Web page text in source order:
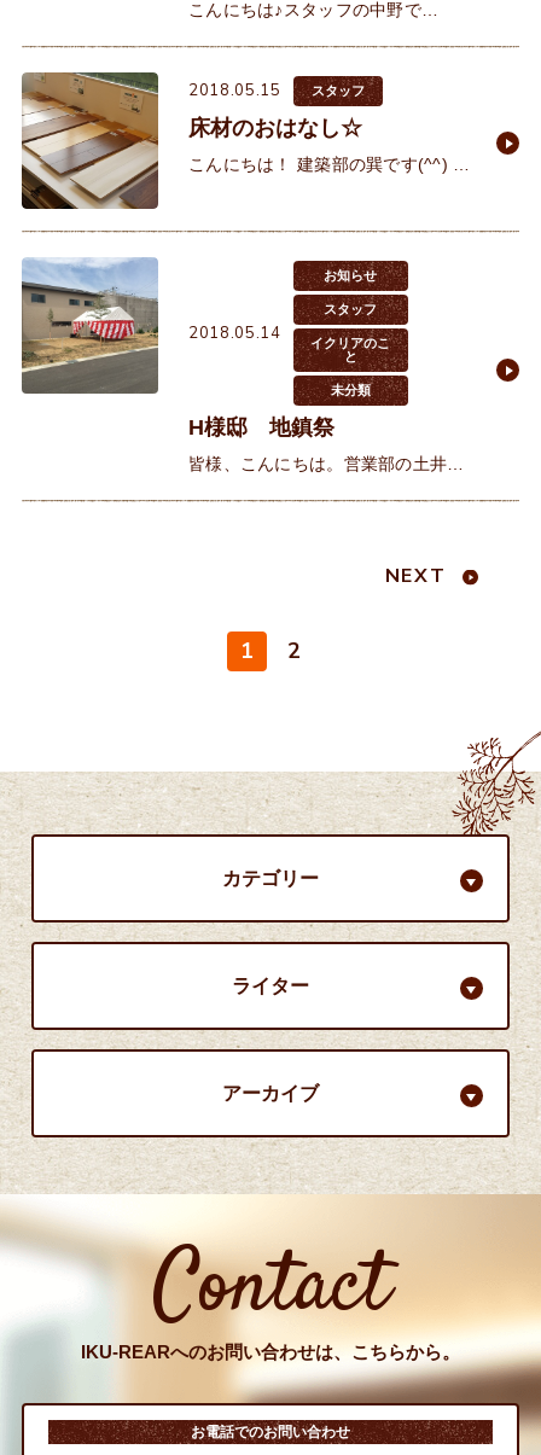
こんにちは♪スタッフの中野で
(^^)! 午後も、ショールームは満席で
す♪あ
2018.05.15 スタッフ
床材のおはなし☆
こんにちは！ 建築部の巽です(^^) 家
2018.05.14
お知らせ
スタッフ
イクリアのこ
と
未分類
H様邸 地鎮祭
皆様、こんにちは。営業部の土井で
1 2
NEXT
カテゴリー
ライター
アーカイブ
Contact
IKU-REARへのお問い合わせは、こちらから。
お電話でのお問い合わせ